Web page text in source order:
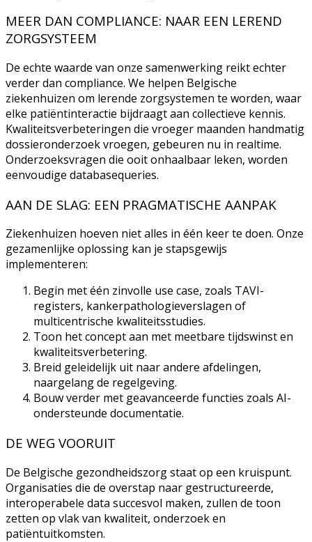
MEER DAN COMPLIANCE: NAAR EEN LEREND
ZORGSYSTEEM
De echte waarde van onze samenwerking reikt echter
verder dan compliance. We helpen Belgische
ziekenhuizen om lerende zorgsystemen te worden, waar
elke patiëntinteractie bijdraagt aan collectieve kennis.
Kwaliteitsverbeteringen die vroeger maanden handmatig
dossieronderzoek vroegen, gebeuren nu in realtime.
Onderzoeksvragen die ooit onhaalbaar leken, worden
eenvoudige databasequeries.
AAN DE SLAG: EEN PRAGMATISCHE AANPAK
Ziekenhuizen hoeven niet alles in één keer te doen. Onze
gezamenlijke oplossing kan je stapsgewijs
implementeren:
Begin met één zinvolle use case, zoals TAVI-
registers, kankerpathologieverslagen of
multicentrische kwaliteitsstudies.
Toon het concept aan met meetbare tijdswinst en
kwaliteitsverbetering.
Breid geleidelijk uit naar andere afdelingen,
naargelang de regelgeving.
Bouw verder met geavanceerde functies zoals AI-
ondersteunde documentatie.
DE WEG VOORUIT
De Belgische gezondheidszorg staat op een kruispunt.
Organisaties die de overstap naar gestructureerde,
interoperabele data succesvol maken, zullen de toon
zetten op vlak van kwaliteit, onderzoek en
patiëntuitkomsten.